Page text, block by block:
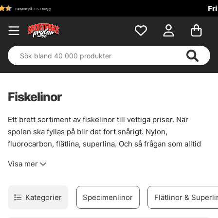
Fiskelinor
Ett brett sortiment av fiskelinor till vettiga priser. När
spolen ska fyllas på blir det fort snårigt. Nylon,
fluorocarbon, flätlina, superlina. Och så frågan som alltid
och när är det klokt att välja tunnare eller grövre
Här finns linor för olika fisken, olika vatten och olika sätt att
Visa mer
Kategorier Specimenlinor Flätlinor &